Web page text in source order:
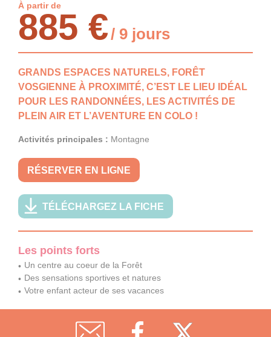
À partir de
885 €/ 9 jours
GRANDS ESPACES NATURELS, FORÊT
VOSGIENNE À PROXIMITÉ, C’EST LE LIEU IDÉAL
POUR LES RANDONNÉES, LES ACTIVITÉS DE
PLEIN AIR ET L’AVENTURE EN COLO !
Activités principales : Montagne
RÉSERVER EN LIGNE
TÉLÉCHARGEZ LA FICHE
Les points forts
Un centre au coeur de la Forêt
Des sensations sportives et natures
Votre enfant acteur de ses vacances